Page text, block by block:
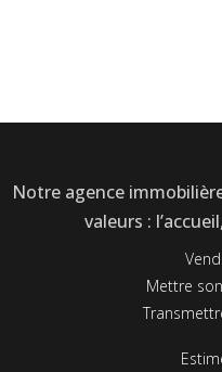
Notre agence
valeurs :
Mettre